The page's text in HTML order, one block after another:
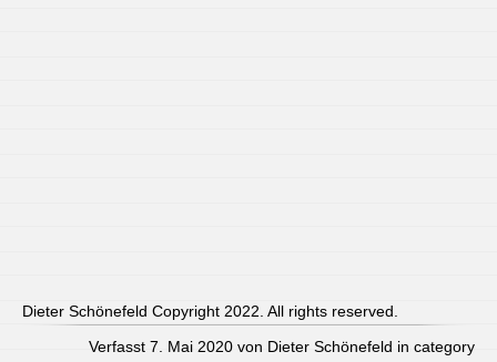
Dieter Schönefeld Copyright 2022. All rights reserved.
Verfasst 7. Mai 2020 von Dieter Schönefeld in category